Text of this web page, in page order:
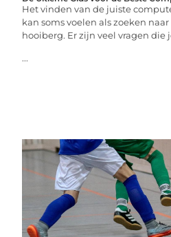
Het vinden van de juiste
kan soms voelen als zoeken
hooiberg. Er zijn veel vragen die
...